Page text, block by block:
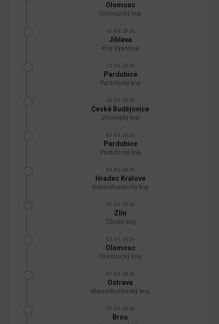
Olomouc
Olomoucký kraj
13.06.2026
Jihlava
Kraj Vysočina
12.06.2026
Pardubice
Pardubický kraj
08.06.2026
České Budějovice
Jihočeský kraj
07.06.2026
Pardubice
Pardubický kraj
04.06.2026
Hradec Králové
Královéhradecký kraj
03.06.2026
Zlín
Zlínský kraj
02.06.2026
Olomouc
Olomoucký kraj
01.06.2026
Ostrava
Moravskoslezský kraj
30.05.2026
Brno